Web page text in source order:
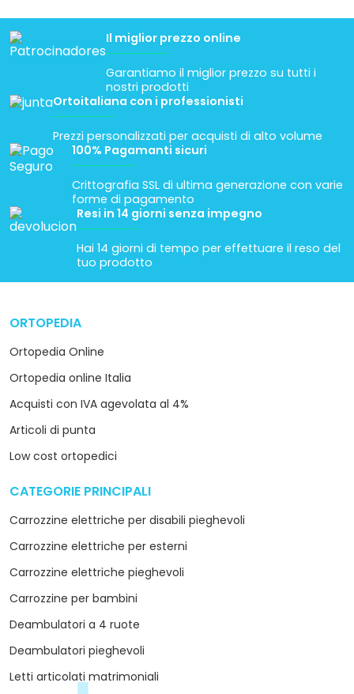
Il miglior prezzo online
Garantiamo il miglior prezzo su tutti i
nostri prodotti
Ortoitaliana con i professionisti
Prezzi personalizzati per acquisti di alto volume
100% Pagamanti sicuri
Crittografia SSL di ultima generazione con varie
forme di pagamento
Resi in 14 giorni senza impegno
Hai 14 giorni di tempo per effettuare il reso del
tuo prodotto
ORTOPEDIA
Ortopedia Online
Ortopedia online Italia
Acquisti con IVA agevolata al 4%
Articoli di punta
Low cost ortopedici
CATEGORIE PRINCIPALI
Carrozzine elettriche per disabili pieghevoli
Carrozzine elettriche per esterni
Carrozzine elettriche pieghevoli
Carrozzine per bambini
Deambulatori a 4 ruote
Deambulatori pieghevoli
Letti articolati matrimoniali